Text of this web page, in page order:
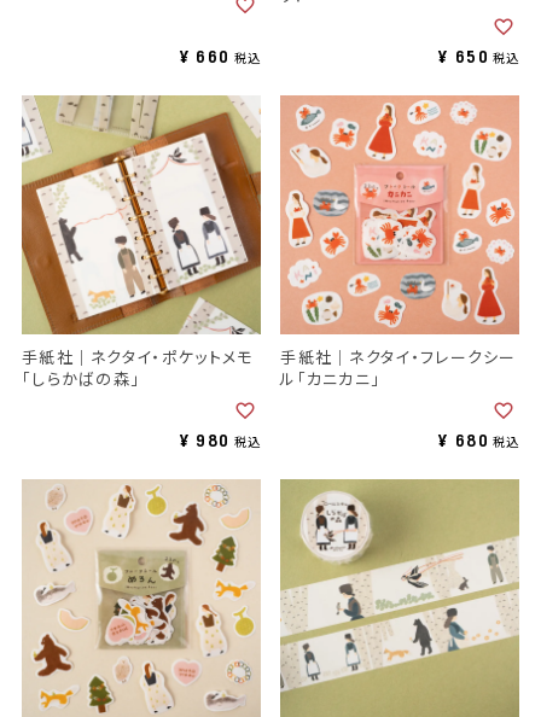
¥ 660 税込 ¥ 650 税込
手紙社｜ネクタイ・ポケットメモ
「しらかばの森」
¥ 980 税込
手紙社｜ネクタイ・フレークシー
ル「カニカニ」
¥ 680 税込